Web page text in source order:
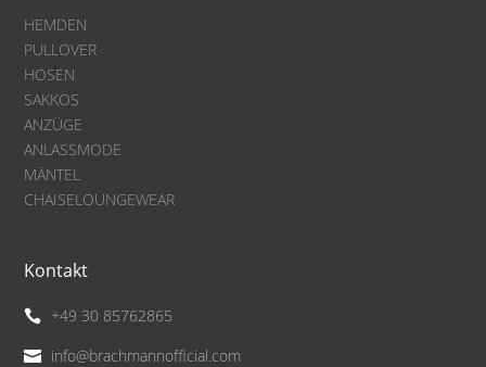
HEMDEN
PULLOVER
HOSEN
SAKKOS
ANZÜGE
ANLASSMODE
MÄNTEL
CHAISELOUNGEWEAR
Kontakt
 +49 30 85762865
 info@brachmannofficial.com